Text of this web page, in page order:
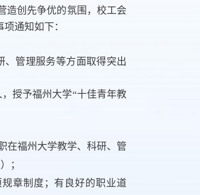
造创先争优的氛围，校工会
通知如下：
、管理服务等方面取得突出
授予福州大学“十佳青年教
在福州大学教学、科研、管
；
章制度；有良好的职业道